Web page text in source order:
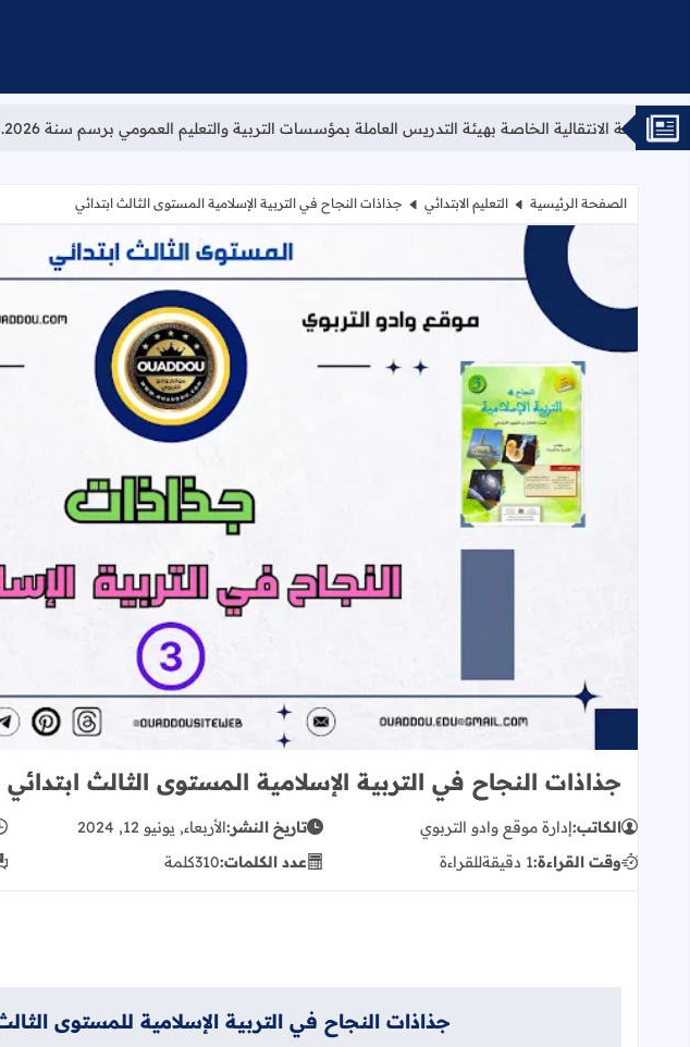
الخاصة بهيئة التدريس العاملة بمؤسسات التربية والتعليم العمومي برسم سنة 2026. الحركة
الصفحة الرئيسية التعليم الابتدائي جذاذات النجاح في التربية الإسلامية المستوى الثالث ابتدائي
جذاذات النجاح في
جذاذات النجاح في التربية الإسلامية المستوى الثالث ابتدائي
الكاتب:إدارة موقع وادو التربوي تاريخ النشر:الأربعاء, يونيو 12, 2024
وقت القراءة:1 دقيقة للقراءة عدد الكلمات:310كلمة
جذاذات النجاح في التربية الإسلامية للمستوى الثالث